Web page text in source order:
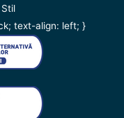
text-align: left; }